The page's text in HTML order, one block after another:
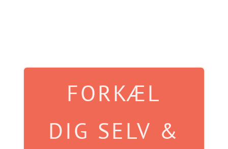
FORKÆL
DIG SELV &